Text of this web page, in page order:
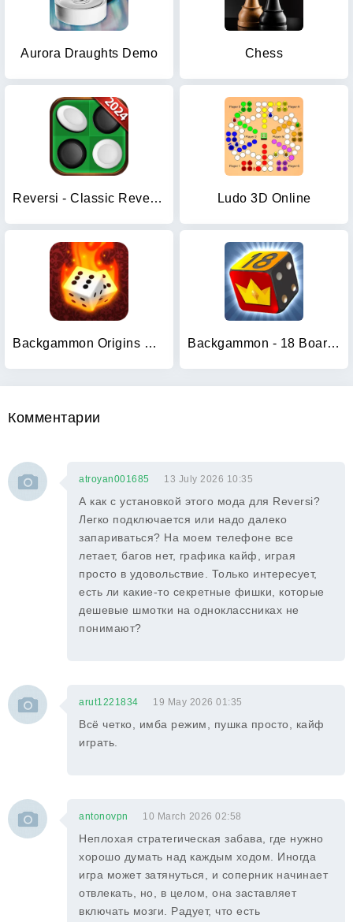
Aurora Draughts Demo Chess
Reversi - Classic Reversi Game Ludo 3D Online
Backgammon Origins Online Backgammon - 18 Board Games
Комментарии
atroyan001685 13 July 2026 10:35
А как с установкой этого мода для Reversi?
Легко подключается или надо далеко
запариваться? На моем телефоне все
летает, багов нет, графика кайф, играя
просто в удовольствие. Только интересует,
есть ли какие-то секретные фишки, которые
дешевые шмотки на одноклассниках не
понимают?
arut1221834 19 May 2026 01:35
Всё четко, имба режим, пушка просто, кайф
играть.
antonovpn 10 March 2026 02:58
Неплохая стратегическая забава, где нужно
хорошо думать над каждым ходом. Иногда
игра может затянуться, и соперник начинает
отвлекать, но, в целом, она заставляет
включать мозги. Радует, что есть